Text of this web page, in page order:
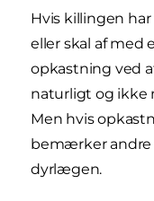
Hvis killingen
eller skal af med
opkastning ved
naturligt og ikke
Men hvis
bemærker andre
dyrlægen.